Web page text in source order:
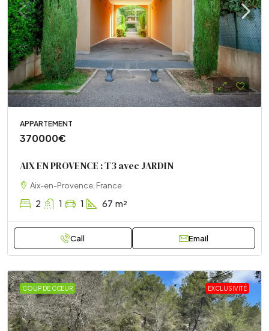
APPARTEMENT
370000€
AIX EN PROVENCE : T3 avec JARDIN
Aix-en-Provence, France
2 1 1 67 m²
Call Email
COUP DE CŒUR EXCLUSIVITÉ